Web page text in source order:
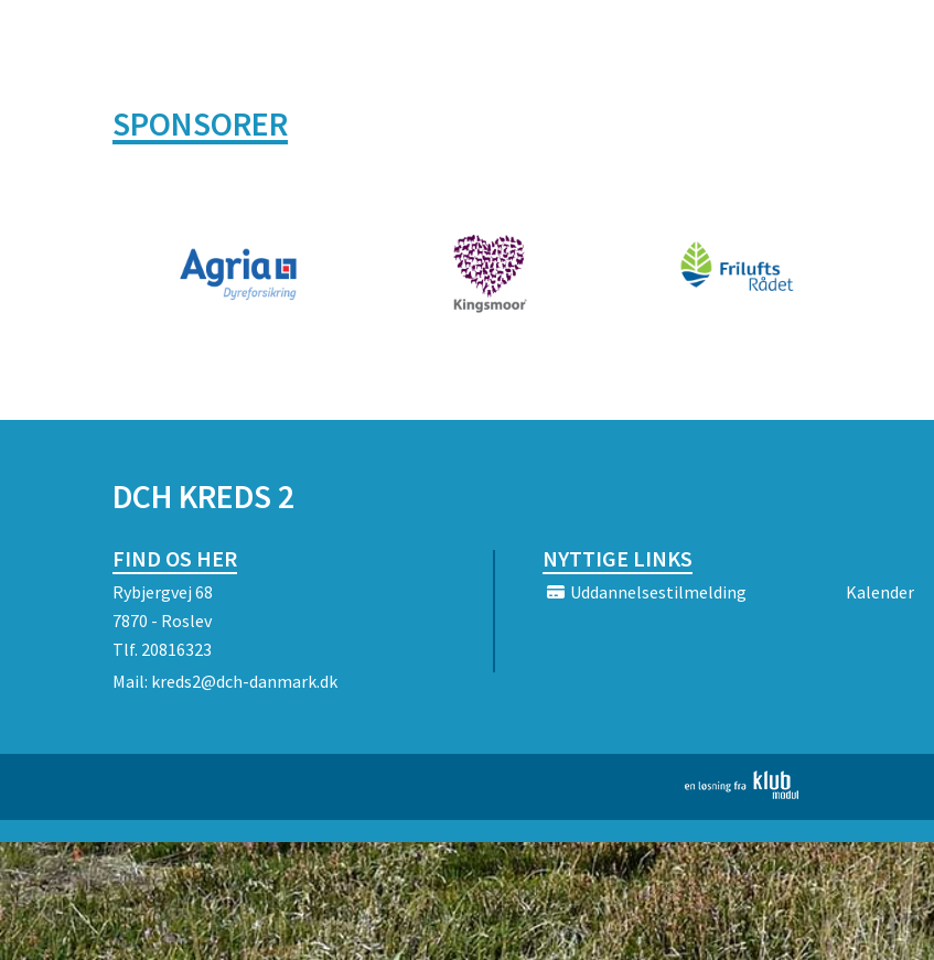
SPONSORER
DCH KREDS 2
FIND OS HER
Rybjergvej 68
7870 - Roslev
Tlf. 20816323
Mail: kreds2@dch-danmark.dk
NYTTIGE LINKS
Uddannelsestilmelding Kalender